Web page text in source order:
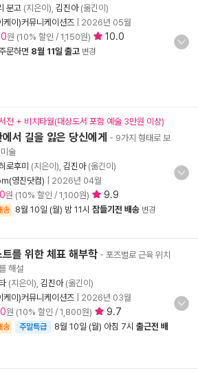
분고 (지은이), 김진아(옮긴이)
케이)커뮤니케이션즈
2026년 05월
원 (10% 할인 / 1,150원) 10.0
문하면 8월 11일 출고 변경
전 + 비치타월(대상도서 포함 예술 3만원 이상)
에서 길을 잃은 당신에게 - 9가지 형태로 보
술
로후미
(지은이), 김진아(옮긴이)
영진닷컴)
2026년 04월
원 (10% 할인 / 1,100원) 9.9
송 8월 10일 (월) 밤 11시 잠들기전 배송 변경
트를 위한 체표 해부학 - 포즈별로 근육 위치
해설
(지은이), 김진아(옮긴이)
케이)커뮤니케이션즈
2026년 03월
원 (10% 할인 / 1,800원) 9.7
송 주말특급 8월 10일 (월) 아침 7시 출근전 배